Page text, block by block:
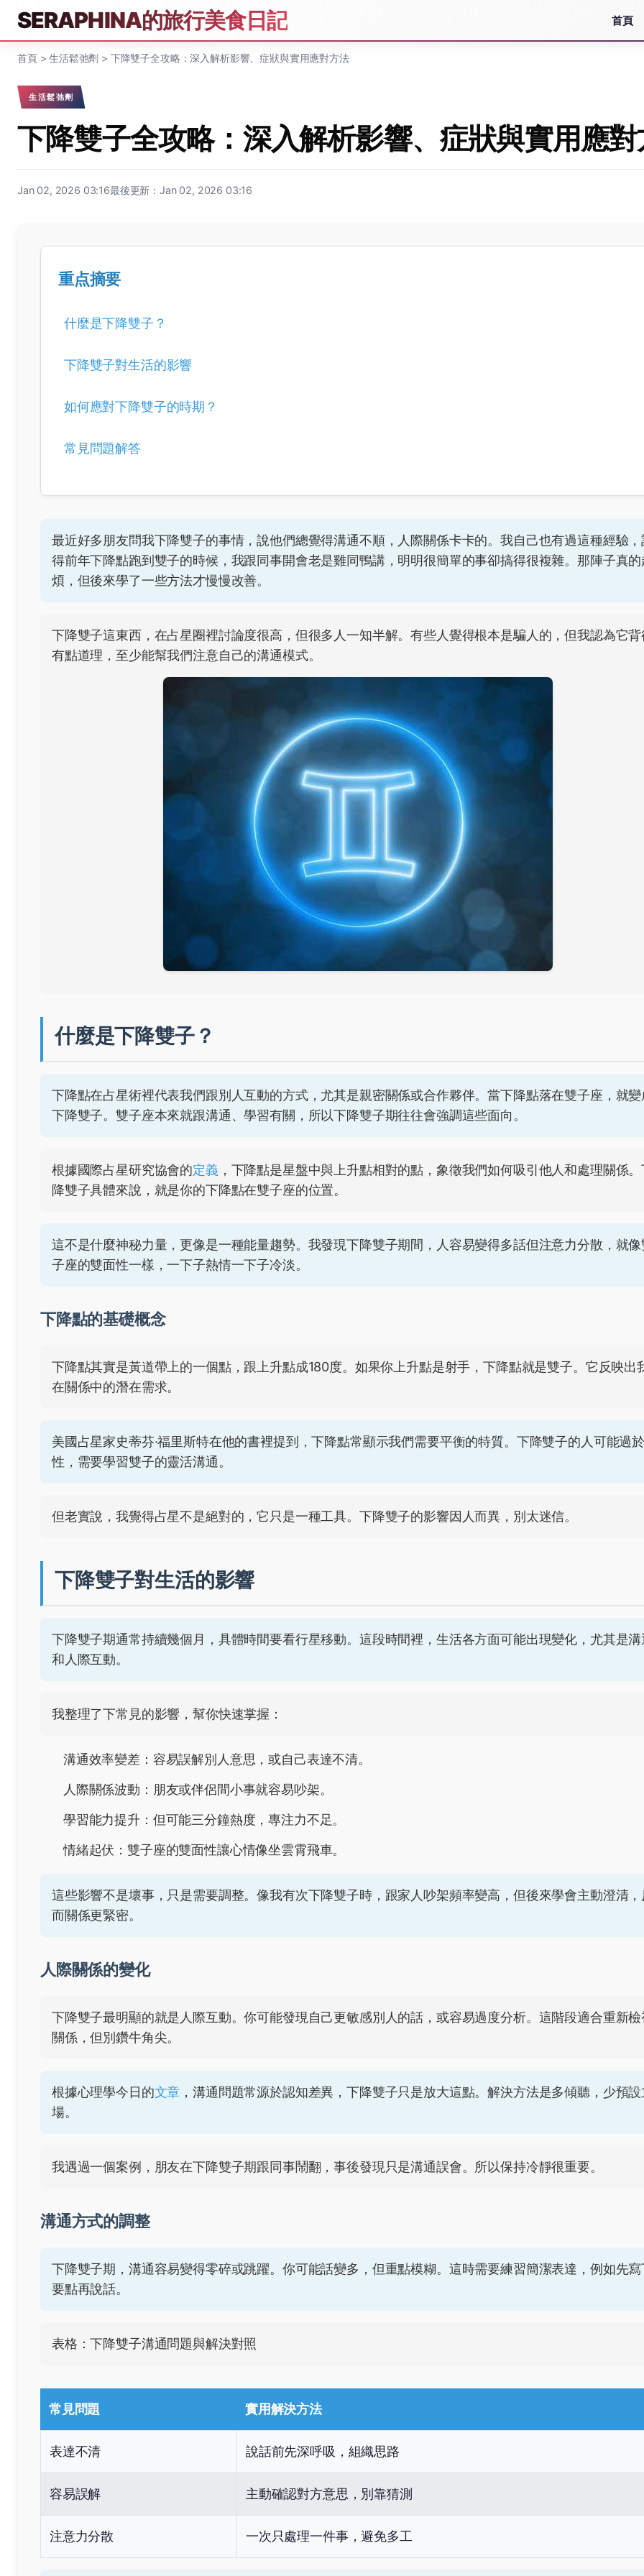
SERAPHINA的旅行美食日記 首頁
首頁>生活鬆弛劑 > 下降雙子全攻略：深入解析影響、症狀與實用應對方法
生活鬆弛劑
下降雙子全攻略：深入解析影響、症狀與實用應
Jan 02, 2026 03:16最後更新：Jan 02, 2026 03:16
重点摘要
什麼是下降雙子？
下降雙子對生活的影響
如何應對下降雙子的時期？
常見問題解答
最近好多朋友問我下降雙子的事情，說他們總覺得溝通不順，人際關係卡卡的。我自己也有過這種經驗，
得前年下降點跑到雙子的時候，我跟同事開會老是雞同鴨講，明明很簡單的事卻搞得很複雜。那陣子真的
煩，但後來學了一些方法才慢慢改善。
下降雙子這東西，在占星圈裡討論度很高，但很多人一知半解。有些人覺得根本是騙人的，但我認為它背
有點道理，至少能幫我們注意自己的溝通模式。
什麼是下降雙子？
下降點在占星術裡代表我們跟別人互動的方式，尤其是親密關係或合作夥伴。當下降點落在雙子座，就變
下降雙子。雙子座本來就跟溝通、學習有關，所以下降雙子期往往會強調這些面向。
根據國際占星研究協會的定義 ，下降點是星盤中與上升點相對的點，象徵我們如何吸引他人和處理關係
降雙子具體來說，就是你的下降點在雙子座的位置。
這不是什麼神秘力量，更像是一種能量趨勢。我發現下降雙子期間，人容易變得多話但注意力分散，就像
子座的雙面性一樣，一下子熱情一下子冷淡。
下降點的基礎概念
下降點其實是黃道帶上的一個點，跟上升點成180度。如果你上升點是射手，下降點就是雙子。它反映出
在關係中的潛在需求。
美國占星家史蒂芬·福里斯特在他的書裡提到，下降點常顯示我們需要平衡的特質。下降雙子的人可能過
性，需要學習雙子的靈活溝通。
但老實說，我覺得占星不是絕對的，它只是一種工具。下降雙子的影響因人而異，別太迷信。
下降雙子對生活的影響
下降雙子期通常持續幾個月，具體時間要看行星移動。這段時間裡，生活各方面可能出現變化，尤其是溝
和人際互動。
我整理了下常見的影響，幫你快速掌握：
溝通效率變差：容易誤解別人意思，或自己表達不清。
人際關係波動：朋友或伴侶間小事就容易吵架。
學習能力提升：但可能三分鐘熱度，專注力不足。
情緒起伏：雙子座的雙面性讓心情像坐雲霄飛車。
這些影響不是壞事，只是需要調整。像我有次下降雙子時，跟家人吵架頻率變高，但後來學會主動澄清，
而關係更緊密。
人際關係的變化
下降雙子最明顯的就是人際互動。你可能發現自己更敏感別人的話，或容易過度分析。這階段適合重新檢
關係，但別鑽牛角尖。
根據心理學今日的文章 ，溝通問題常源於認知差異，下降雙子只是放大這點。解決方法是多傾聽，少預
場。
我遇過一個案例，朋友在下降雙子期跟同事鬧翻，事後發現只是溝通誤會。所以保持冷靜很重要。
溝通方式的調整
下降雙子期，溝通容易變得零碎或跳躍。你可能話變多，但重點模糊。這時需要練習簡潔表達，例如先寫
要點再說話。
表格：下降雙子溝通問題與解決對照
常見問題 實用解決方法
表達不清 說話前先深呼吸，組織思路
容易誤解 主動確認對方意思，別靠猜測
注意力分散 一次只處理一件事，避免多工